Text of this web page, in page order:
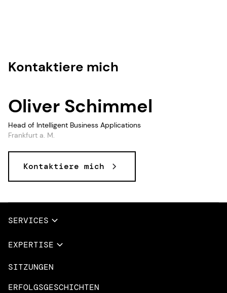
Kontaktiere mich
Oliver Schimmel
Head of Intelligent Business Applications
Frankfurt a. M.
Kontaktiere mich
SERVICES
Vollständige Dienstleistungen
EXPERTISE
Übersicht
Microsoft Azure
SITZUNGEN
ERFOLGSGESCHICHTEN